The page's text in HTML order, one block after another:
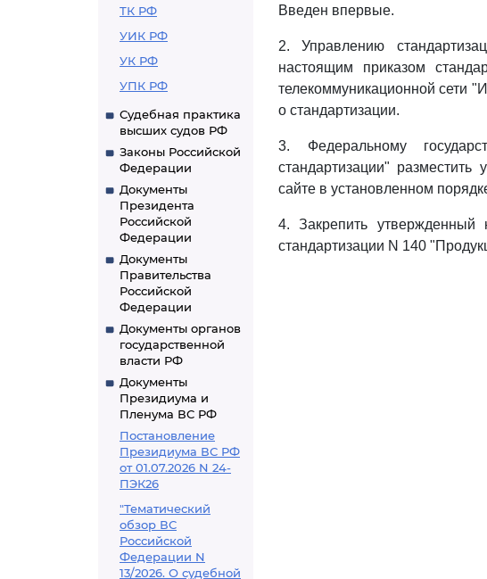
ТК РФ
УИК РФ
УК РФ
УПК РФ
Судебная практика
высших судов РФ
Законы Российской
Федерации
Документы
Президента
Российской
Федерации
Документы
Правительства
Российской
Федерации
Документы органов
государственной
власти РФ
Документы
Президиума и
Пленума ВС РФ
Постановление
Президиума ВС РФ
от 01.07.2026 N 24-
ПЭК26
"Тематический
обзор ВС
Российской
Федерации N
13/2026. О судебной
Введен впервые.
2. Управлению
настоящим приказом
телекоммуникационной сети
о стандартизации.
3. Федеральному
стандартизации"
сайте в установленном
4. Закрепить утвержденный
стандартизации N 140